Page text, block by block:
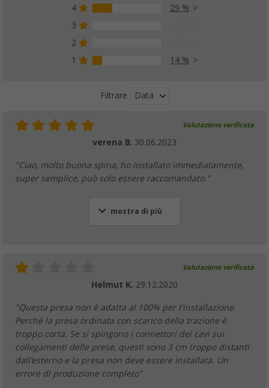
4
29 %
3
2
1
14 %
Filtrare Data
Valutazione verificata
verena B. 30.06.2023
"Ciao, molto buona spina, ho installato immediatamente,
super semplice, può solo essere raccomandato."
mostra di più
Valutazione verificata
Helmut K. 29.12.2020
"Questa presa non è adatta al 100% per l'installazione.
Perché la presa ordinata con scarico della trazione è
troppo corta. Se si spingono i connettori dei cavi sui
collegamenti delle prese, questi sono 3 cm troppo distanti
dall'esterno e la presa non deve essere installata. Un
errore di produzione completo"